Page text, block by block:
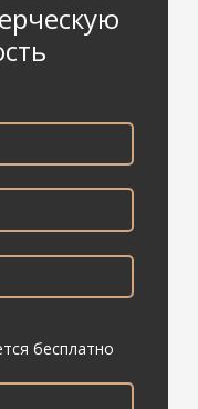
бесплатно